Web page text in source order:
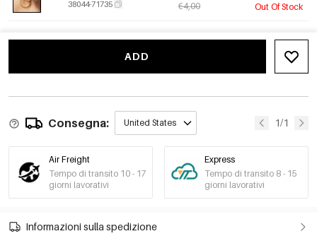
38044-71735 €4,00 Out Of Stock
ADD
Consegna: United States 1/1
Air Freight
Tempo di transito 10 - 17
giorni lavorativi
Express
Tempo di transito 8 - 15
giorni lavorativi
Informazioni sulla spedizione